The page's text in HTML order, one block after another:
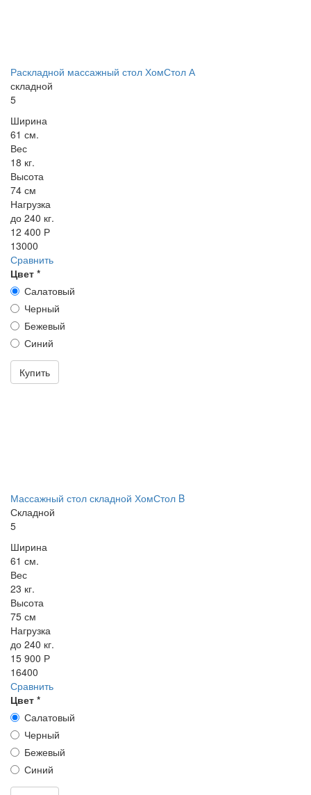
Раскладной массажный стол ХомСтол А
складной
5
Ширина
61 см.
Вес
18 кг.
Высота
74 см
Нагрузка
до 240 кг.
12 400 Р
13000
Сравнить
Цвет *
Салатовый
Черный
Бежевый
Синий
Купить
Массажный стол складной ХомСтол B
Складной
5
Ширина
61 см.
Вес
23 кг.
Высота
75 см
Нагрузка
до 240 кг.
15 900 Р
16400
Сравнить
Цвет *
Салатовый
Черный
Бежевый
Синий